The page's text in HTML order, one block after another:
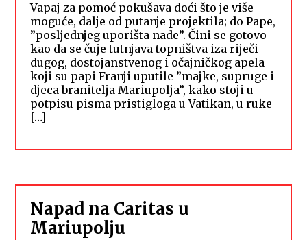
Vapaj za pomoć pokušava doći što je više
moguće, dalje od putanje projektila; do Pape,
”posljednjeg uporišta nade”. Čini se gotovo
kao da se čuje tutnjava topništva iza riječi
dugog, dostojanstvenog i očajničkog apela
koji su papi Franji uputile ”majke, supruge i
djeca branitelja Mariupolja”, kako stoji u
potpisu pisma pristigloga u Vatikan, u ruke
[…]
Napad na Caritas u
Mariupolju